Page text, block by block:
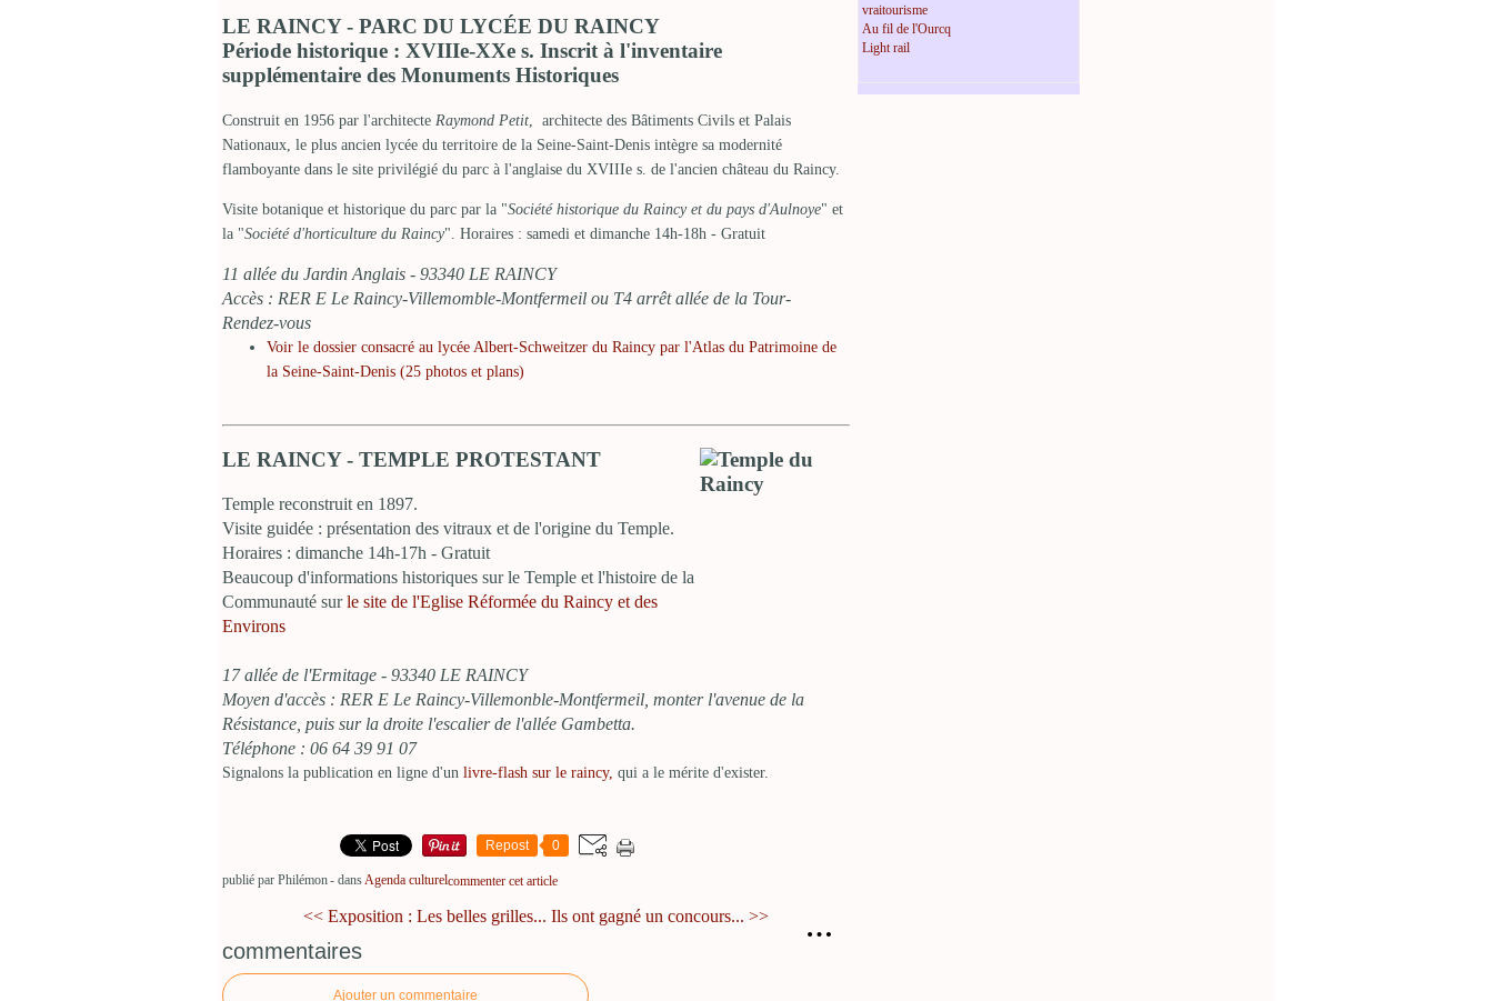
LE RAINCY - PARC DU LYCÉE DU RAINCY
Période historique : XVIIIe-XXe s. Inscrit à l'inventaire
supplémentaire des Monuments Historiques
Construit en 1956 par l'architecte Raymond Petit, architecte des Bâtiments Civils et Palais
Nationaux, le plus ancien lycée du territoire de la Seine-Saint-Denis intègre sa modernité
flamboyante dans le site privilégié du parc à l'anglaise du XVIIIe s. de l'ancien château du Raincy.
Visite botanique et historique du parc par la "Société historique du Raincy et du pays d'Aulnoye" et
la "Société d'horticulture du Raincy". Horaires : samedi et dimanche 14h-18h - Gratuit
11 allée du Jardin Anglais - 93340 LE RAINCY
Accès : RER E Le Raincy-Villemomble-Montfermeil ou T4 arrêt allée de la Tour-
Rendez-vous
Voir le dossier consacré au lycée Albert-Schweitzer du Raincy par l'Atlas du Patrimoine de
la Seine-Saint-Denis (25 photos et plans)
LE RAINCY - TEMPLE PROTESTANT
Temple reconstruit en 1897.
Visite guidée : présentation des vitraux et de l'origine du Temple.
Horaires : dimanche 14h-17h - Gratuit
Beaucoup d'informations historiques sur le Temple et l'histoire de la
Communauté surle site de l'Eglise Réformée du Raincy et des
Environs
17 allée de l'Ermitage - 93340 LE RAINCY
Moyen d'accès : RER E Le Raincy-Villemonble-Montfermeil, monter l'avenue de la
Résistance, puis sur la droite l'escalier de l'allée Gambetta.
Téléphone : 06 64 39 91 07
Signalons la publication en ligne d'un livre-flash sur le raincy, qui a le mérite d'exister.
Repost 0
publié par Philémon- dansAgenda culturelcommenter cet article
…
<< Exposition : Les belles grilles... Ils ont gagné un concours... >>
commentaires
Ajouter un commentaire
vraitourisme
Au fil de l'Ourcq
Light rail